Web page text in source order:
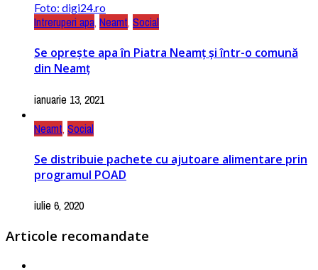
Foto: digi24.ro
Intreruperi apa, Neamt, Social
Se oprește apa în Piatra Neamț și într-o comună
din Neamț
ianuarie 13, 2021
Neamt, Social
Se distribuie pachete cu ajutoare alimentare prin
programul POAD
iulie 6, 2020
Articole recomandate